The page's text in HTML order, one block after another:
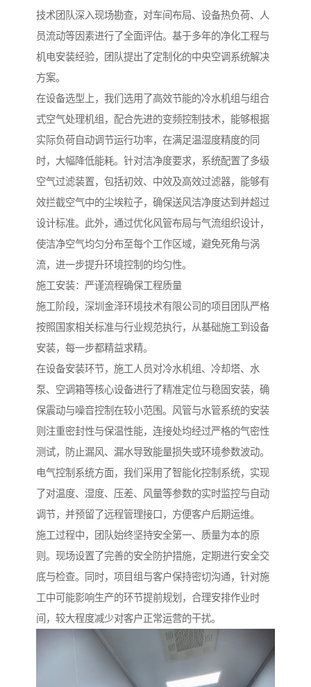
技术团队深入现场勘查，对车间布局、设备热负荷、人
员流动等因素进行了全面评估。基于多年的净化工程与
机电安装经验，团队提出了定制化的中央空调系统解决
方案。
在设备选型上，我们选用了高效节能的冷水机组与组合
式空气处理机组，配合先进的变频控制技术，能够根据
实际负荷自动调节运行功率，在满足温湿度精度的同
时，大幅降低能耗。针对洁净度要求，系统配置了多级
空气过滤装置，包括初效、中效及高效过滤器，能够有
效拦截空气中的尘埃粒子，确保送风洁净度达到并超过
设计标准。此外，通过优化风管布局与气流组织设计，
使洁净空气均匀分布至每个工作区域，避免死角与涡
流，进一步提升环境控制的均匀性。
施工安装：严谨流程确保工程质量
施工阶段，深圳金泽环境技术有限公司的项目团队严格
按照国家相关标准与行业规范执行，从基础施工到设备
安装，每一步都精益求精。
在设备安装环节，施工人员对冷水机组、冷却塔、水
泵、空调箱等核心设备进行了精准定位与稳固安装，确
保震动与噪音控制在较小范围。风管与水管系统的安装
则注重密封性与保温性能，连接处均经过严格的气密性
测试，防止漏风、漏水导致能量损失或环境参数波动。
电气控制系统方面，我们采用了智能化控制系统，实现
了对温度、湿度、压差、风量等参数的实时监控与自动
调节，并预留了远程管理接口，方便客户后期运维。
施工过程中，团队始终坚持安全第一、质量为本的原
则。现场设置了完善的安全防护措施，定期进行安全交
底与检查。同时，项目组与客户保持密切沟通，针对施
工中可能影响生产的环节提前规划，合理安排作业时
间，较大程度减少对客户正常运营的干扰。